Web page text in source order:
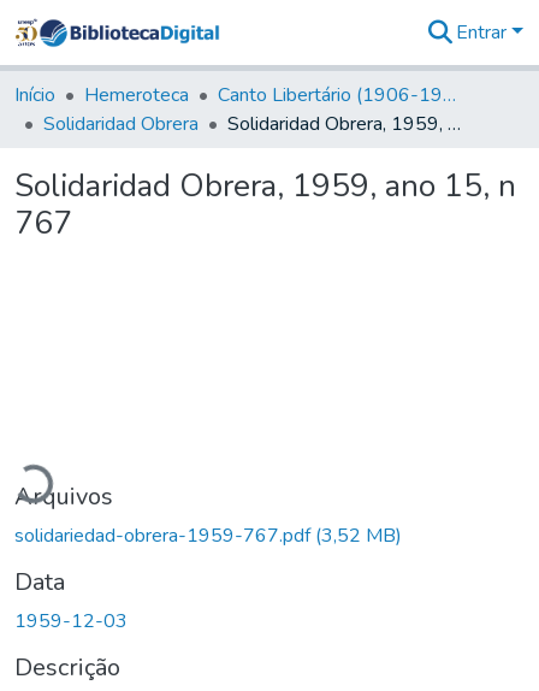
&
Coleções
Tudo na
Digital
Entrar
Início Hemeroteca
Canto Libertário (1906-1995)
Solidaridad Obrera
Solidaridad Obrera, 1959, ano 15, n 767
Solidaridad Obrera, 1959, ano 15, n
767
Arquivos
solidariedad-obrera-1959-767.pdf(3,52 MB)
Data
1959-12-03
Descrição